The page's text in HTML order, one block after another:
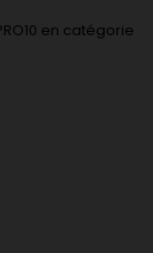
en catégorie